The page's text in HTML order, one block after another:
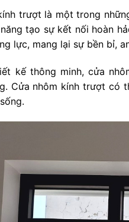
trượt là một trong
tạo sự kết nối hoàn
lực, mang lại sự bền bỉ,
kế thông minh, cửa
Cửa nhôm kính trượt có